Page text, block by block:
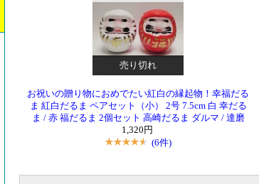
売り切れ
お祝いの贈り物におめでたい紅白の縁起物！幸福だる
ま 紅白だるま ペアセット（小） 2号 7.5cm 白 幸だる
ま / 赤 福だるま 2個セット 高崎だるま ダルマ / 達磨
1,320円
(6件)